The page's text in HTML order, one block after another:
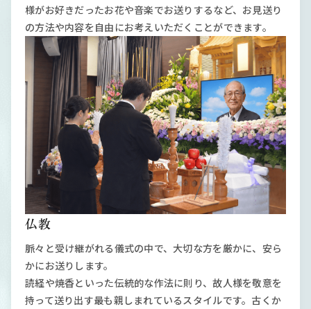
様がお好きだったお花や音楽でお送りするなど、お見送り
の方法や内容を自由にお考えいただくことができます。
仏教
脈々と受け継がれる儀式の中で、大切な方を厳かに、安ら
かにお送りします。
読経や焼香といった伝統的な作法に則り、故人様を敬意を
持って送り出す最も親しまれているスタイルです。古くか